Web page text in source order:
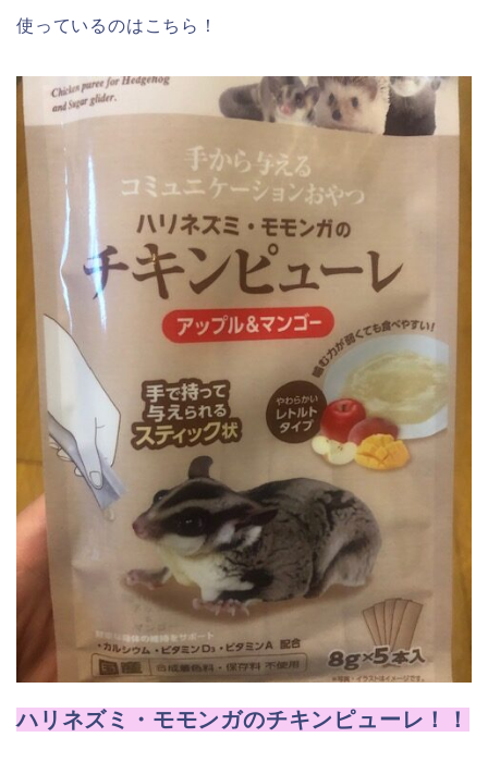
使っているのはこちら！
ハリネズミ・モモンガのチキンピューレ！！